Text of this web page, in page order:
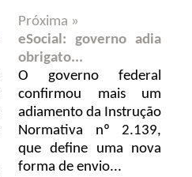
Próxima »
eSocial: governo adia
obrigato...
O governo federal
confirmou mais um
adiamento da Instrução
Normativa nº 2.139,
que define uma nova
forma de envio...